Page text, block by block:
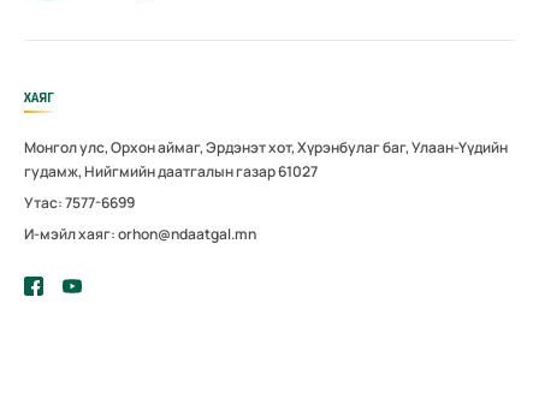
ХАЯГ
Монгол улс, Орхон аймаг, Эрдэнэт хот, Хүрэнбулаг баг, Улаан-Үүдийн
гудамж, Нийгмийн даатгалын газар 61027
Утас: 7577-6699
И-мэйл хаяг: orhon@ndaatgal.mn